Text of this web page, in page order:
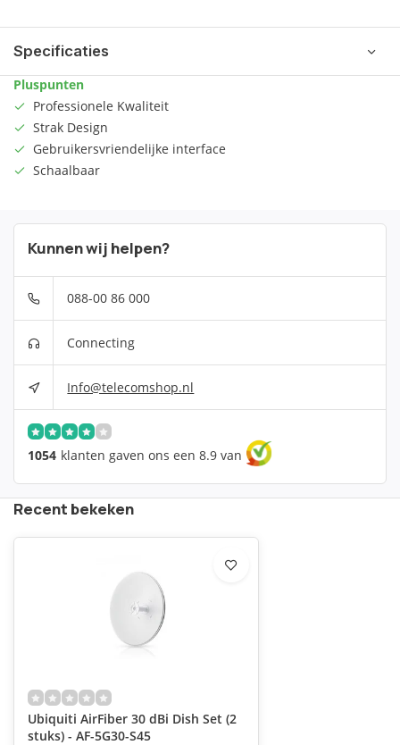
Specificaties
Pluspunten
Professionele Kwaliteit
Strak Design
Gebruikersvriendelijke interface
Schaalbaar
Kunnen wij helpen?
088-00 86 000
Connecting
Info@telecomshop.nl
1054 klanten gaven ons een 8.9 van
Recent bekeken
Ubiquiti AirFiber 30 dBi Dish Set (2
stuks) - AF-5G30-S45